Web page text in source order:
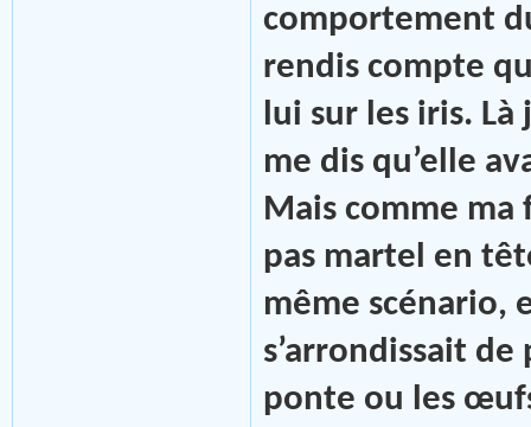
comportement
rendis compte
lui sur les iris.
me dis qu’elle
Mais comme ma
pas martel en
même scénario,
s’arrondissait
ponte ou les